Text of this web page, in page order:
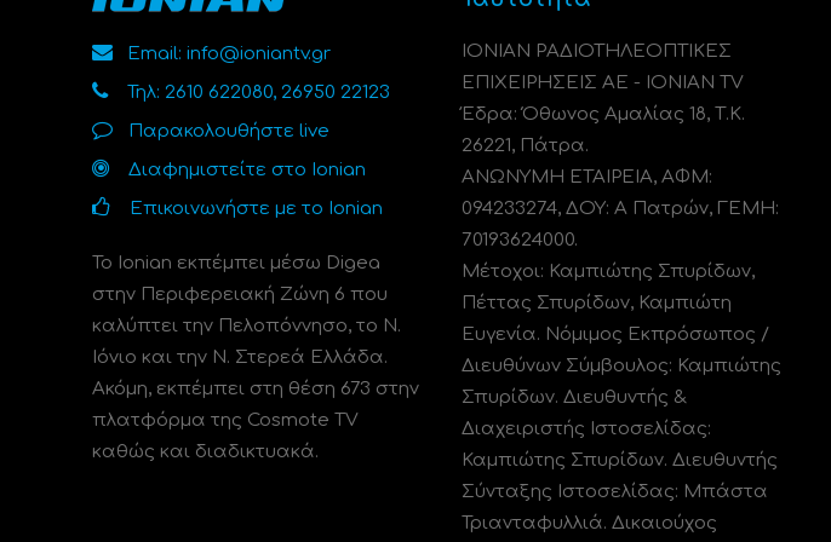
Email: info@ioniantv.gr
Τηλ: 2610 622080, 26950 22123
Παρακολουθήστε live
Διαφημιστείτε στο Ionian
Επικοινωνήστε με το Ionian
Το Ionian εκπέμπει μέσω Digea
στην Περιφερειακή Ζώνη 6 που
καλύπτει την Πελοπόννησο, το N.
Ιόνιο και την Ν. Στερεά Ελλάδα.
Ακόμη, εκπέμπει στη θέση 673 στην
πλατφόρμα της Cosmote TV
καθώς και διαδικτυακά.
ΙΟΝΙΑΝ ΡΑΔΙΟΤΗΛΕΟΠΤΙΚΕΣ
ΕΠΙΧΕΙΡΗΣΕΙΣ ΑΕ - IONIAN TV
Έδρα: Όθωνος Αμαλίας 18, Τ.Κ.
26221, Πάτρα.
ΑΝΩΝΥΜΗ ΕΤΑΙΡΕΙΑ, ΑΦΜ:
094233274, ΔΟΥ: A Πατρών, ΓΕΜΗ:
70193624000.
Μέτοχοι: Καμπιώτης Σπυρίδων,
Πέττας Σπυρίδων, Καμπιώτη
Ευγενία. Νόμιμος Εκπρόσωπος /
Διευθύνων Σύμβουλος: Καμπιώτης
Σπυρίδων. Διευθυντής &
Διαχειριστής Ιστοσελίδας:
Καμπιώτης Σπυρίδων. Διευθυντής
Σύνταξης Ιστοσελίδας: Μπάστα
Τριανταφυλλιά. Δικαιούχος